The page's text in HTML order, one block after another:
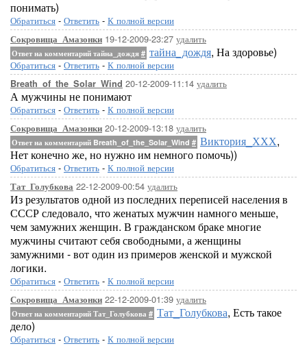
понимать)
Обратиться - Ответить - К полной версии
Сокровища_Амазонки 19-12-2009-23:27 удалить
Ответ на комментарий тайна_дождя # тайна_дождя, На здоровье)
Обратиться - Ответить - К полной версии
Breath_of_the_Solar_Wind 20-12-2009-11:14 удалить
А мужчины не понимают
Обратиться - Ответить - К полной версии
Сокровища_Амазонки 20-12-2009-13:18 удалить
Ответ на комментарий Breath_of_the_Solar_Wind # Виктория_ХХХ,
Нет конечно же, но нужно им немного помочь))
Обратиться - Ответить - К полной версии
Тат_Голубкова 22-12-2009-00:54 удалить
Из результатов одной из последних переписей населения в
СССР следовало, что женатых мужчин намного меньше,
чем замужних женщин. В гражданском браке многие
мужчины считают себя свободными, а женщины
замужними - вот один из примеров женской и мужской
логики.
Обратиться - Ответить - К полной версии
Сокровища_Амазонки 22-12-2009-01:39 удалить
Ответ на комментарий Тат_Голубкова # Тат_Голубкова, Есть такое
дело)
Обратиться - Ответить - К полной версии